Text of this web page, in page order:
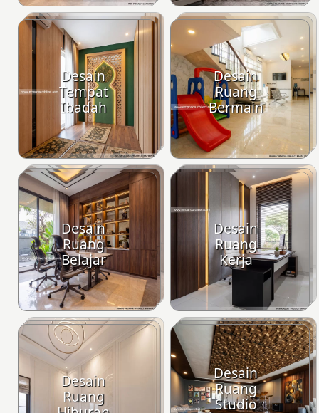
Desain
Tempat
Ibadah
Desain
Ruang
Bermain
Desain
Ruang
Belajar
Desain
Ruang
Kerja
Desain
Ruang
Desain
Ruang
Studio